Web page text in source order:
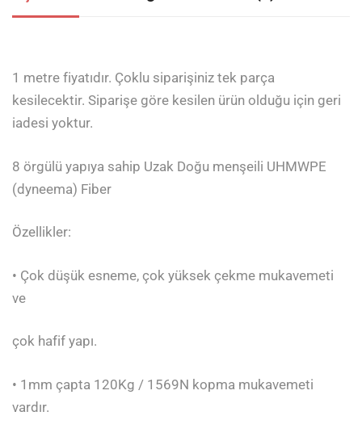
1 metre fiyatıdır. Çoklu siparişiniz tek parça
kesilecektir. Siparişe göre kesilen ürün olduğu için geri
iadesi yoktur.
8 örgülü yapıya sahip Uzak Doğu menşeili UHMWPE
(dyneema) Fiber
Özellikler:
• Çok düşük esneme, çok yüksek çekme mukavemeti
ve
çok hafif yapı.
• 1mm çapta 120Kg / 1569N kopma mukavemeti
vardır.